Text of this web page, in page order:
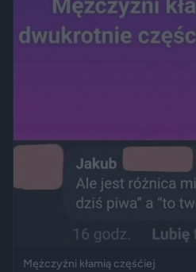
Mężczyźni kłamią częśćiej